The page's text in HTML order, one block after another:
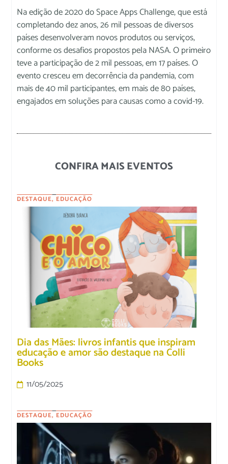
Na edição de 2020 do Space Apps Challenge, que está
completando dez anos, 26 mil pessoas de diversos
países desenvolveram novos produtos ou serviços,
conforme os desafios propostos pela NASA. O primeiro
teve a participação de 2 mil pessoas, em 17 países. O
evento cresceu em decorrência da pandemia, com
mais de 40 mil participantes, em mais de 80 países,
engajados em soluções para causas como a covid-19.
CONFIRA MAIS EVENTOS
DESTAQUE, EDUCAÇÃO
Dia das Mães: livros infantis que inspiram
educação e amor são destaque na Colli
Books
11/05/2025
DESTAQUE, EDUCAÇÃO